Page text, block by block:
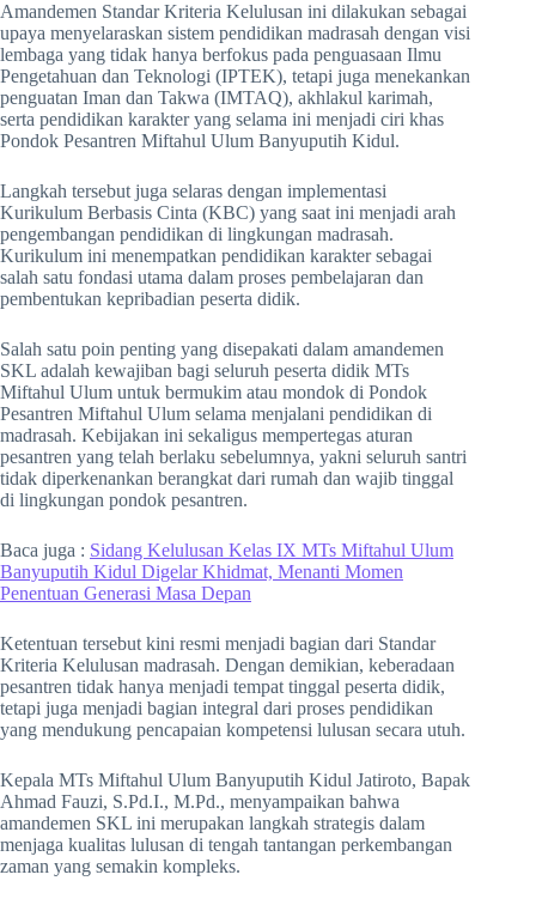
Amandemen Standar Kriteria Kelulusan ini dilakukan sebagai
upaya menyelaraskan sistem pendidikan madrasah dengan visi
lembaga yang tidak hanya berfokus pada penguasaan Ilmu
Pengetahuan dan Teknologi (IPTEK), tetapi juga menekankan
penguatan Iman dan Takwa (IMTAQ), akhlakul karimah,
serta pendidikan karakter yang selama ini menjadi ciri khas
Pondok Pesantren Miftahul Ulum Banyuputih Kidul.
Langkah tersebut juga selaras dengan implementasi
Kurikulum Berbasis Cinta (KBC) yang saat ini menjadi arah
pengembangan pendidikan di lingkungan madrasah.
Kurikulum ini menempatkan pendidikan karakter sebagai
salah satu fondasi utama dalam proses pembelajaran dan
pembentukan kepribadian peserta didik.
Salah satu poin penting yang disepakati dalam amandemen
SKL adalah kewajiban bagi seluruh peserta didik MTs
Miftahul Ulum untuk bermukim atau mondok di Pondok
Pesantren Miftahul Ulum selama menjalani pendidikan di
madrasah. Kebijakan ini sekaligus mempertegas aturan
pesantren yang telah berlaku sebelumnya, yakni seluruh santri
tidak diperkenankan berangkat dari rumah dan wajib tinggal
di lingkungan pondok pesantren.
Baca juga : Sidang Kelulusan Kelas IX MTs Miftahul Ulum
Banyuputih Kidul Digelar Khidmat, Menanti Momen
Penentuan Generasi Masa Depan
Ketentuan tersebut kini resmi menjadi bagian dari Standar
Kriteria Kelulusan madrasah. Dengan demikian, keberadaan
pesantren tidak hanya menjadi tempat tinggal peserta didik,
tetapi juga menjadi bagian integral dari proses pendidikan
yang mendukung pencapaian kompetensi lulusan secara utuh.
Kepala MTs Miftahul Ulum Banyuputih Kidul Jatiroto, Bapak
Ahmad Fauzi, S.Pd.I., M.Pd., menyampaikan bahwa
amandemen SKL ini merupakan langkah strategis dalam
menjaga kualitas lulusan di tengah tantangan perkembangan
zaman yang semakin kompleks.